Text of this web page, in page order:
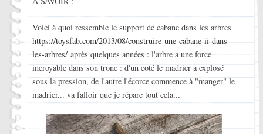
Voici à quoi ressemble le support de cabane dans les arbres
https://toysfab.com/2013/08/construire-une-cabane-ii-dans-
les-arbres/ après quelques années : l'arbre a une force
incroyable dans son tronc : d'un coté le madrier a explosé
sous la pression, de l'autre l'écorce commence à "manger" le
madrier... va falloir que je répare tout cela...